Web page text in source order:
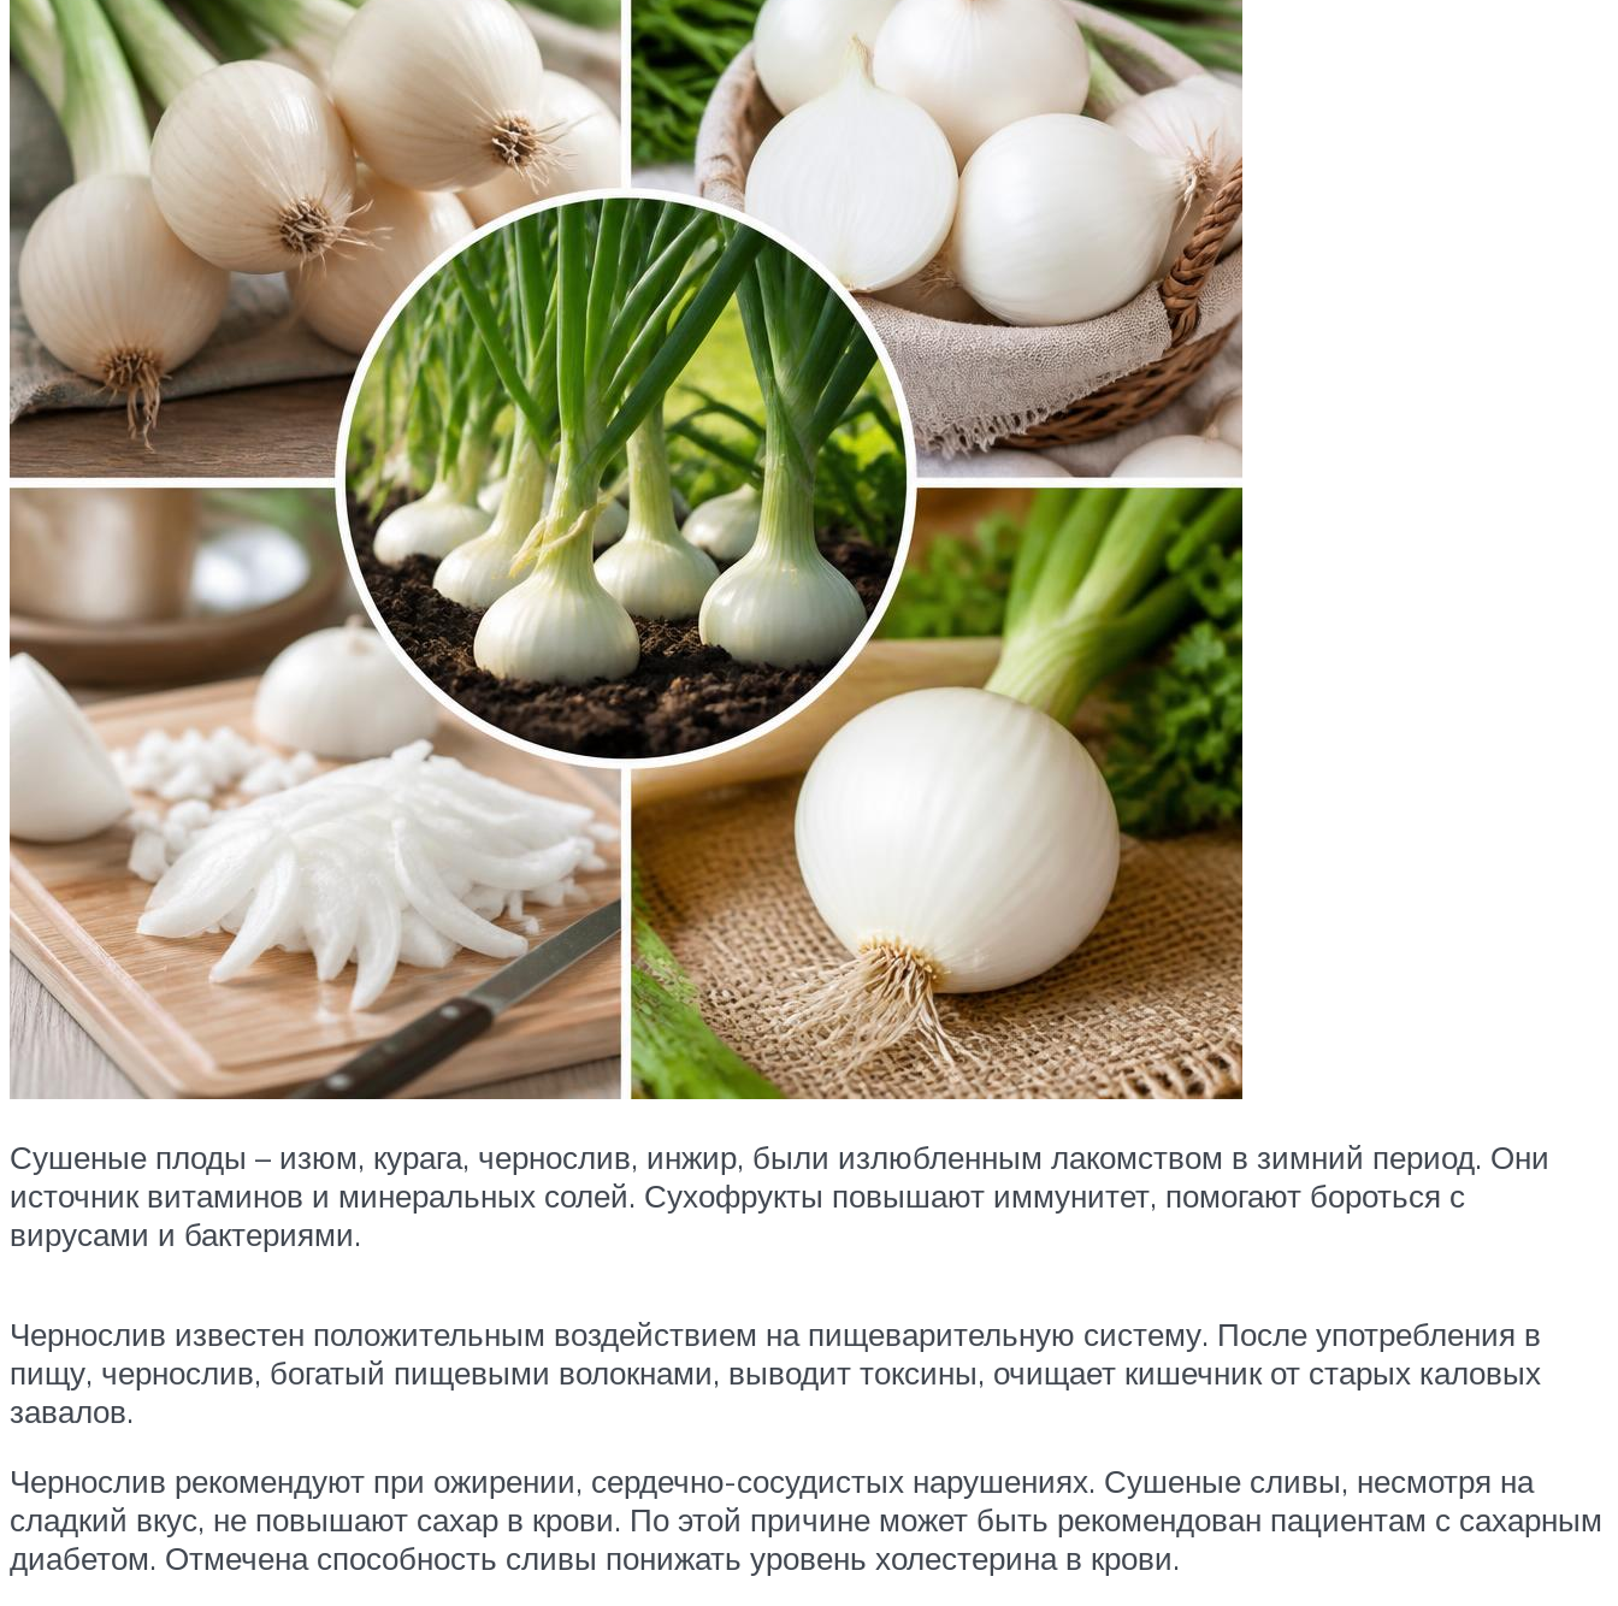
Сушеные плоды – изюм, курага, чернослив, инжир, были излюбленным лакомством в зимний период. Они
источник витаминов и минеральных солей. Сухофрукты повышают иммунитет, помогают бороться с
вирусами и бактериями.
Чернослив известен положительным воздействием на пищеварительную систему. После употребления в
пищу, чернослив, богатый пищевыми волокнами, выводит токсины, очищает кишечник от старых каловых
завалов.
Чернослив рекомендуют при ожирении, сердечно-сосудистых нарушениях. Сушеные сливы, несмотря на
сладкий вкус, не повышают сахар в крови. По этой причине может быть рекомендован пациентам с сахарным
диабетом. Отмечена способность сливы понижать уровень холестерина в крови.